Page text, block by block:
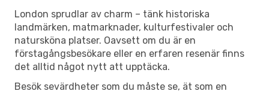
London sprudlar av charm – tänk historiska
landmärken, matmarknader, kulturfestivaler och
natursköna platser. Oavsett om du är en
förstagångsbesökare eller en erfaren resenär finns
det alltid något nytt att upptäcka.
Besök sevärdheter som du måste se, ät som en